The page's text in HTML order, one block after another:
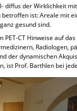
diffus der Wirklichkeit
ist: Areale mit
gesund sind.
CT Hinweise auf
Radiologen,
der dynamischen
Prof. Barthlen bei